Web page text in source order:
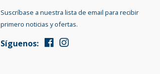
Suscríbase a nuestra lista de email para recibir
primero noticias y ofertas.
Síguenos: